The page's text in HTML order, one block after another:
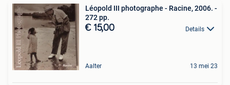
Léopold III photographe - Racine, 2006. -
272 pp.
€ 15,00 Details
Aalter 13 mei 23